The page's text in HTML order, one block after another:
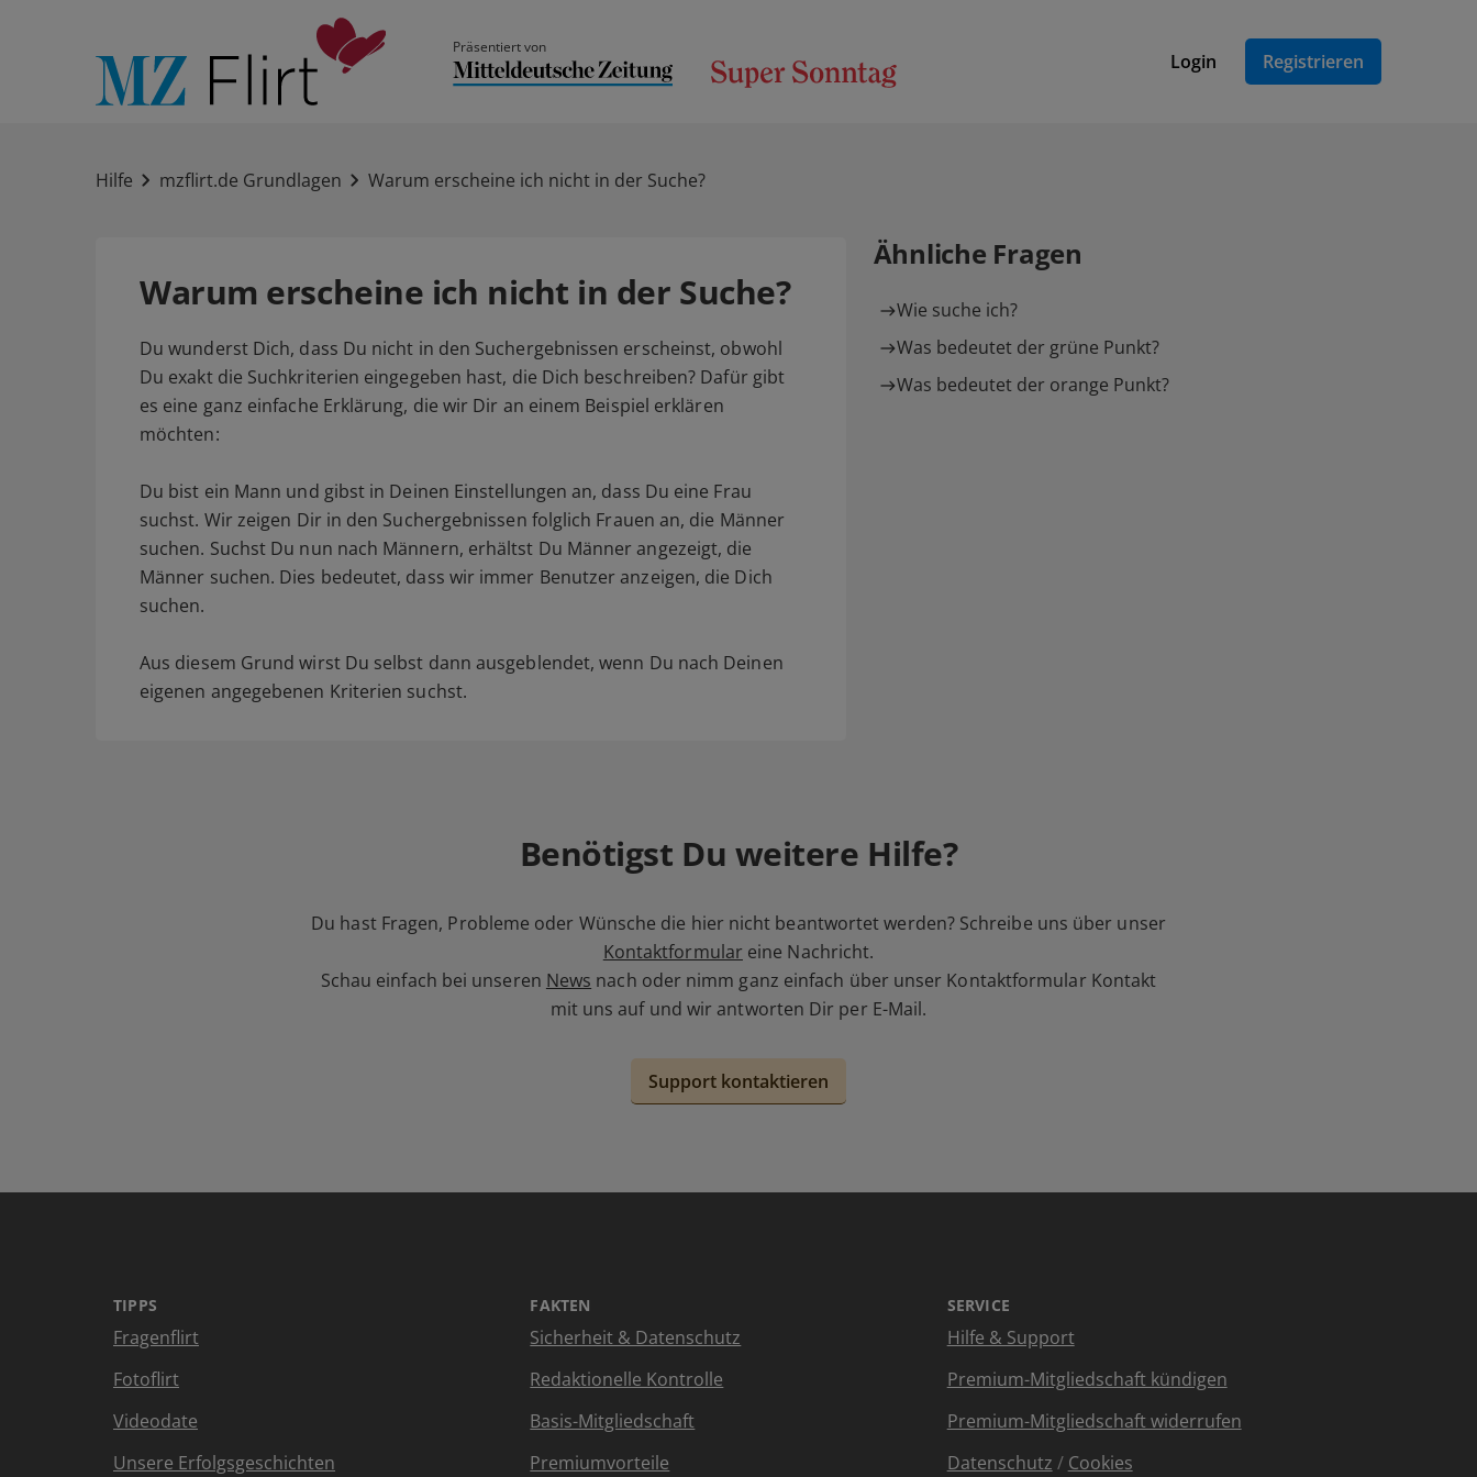
Präsentiert von
Login Registrieren
Hilfe mzflirt.de Grundlagen Warum erscheine ich nicht in der Suche?
Warum erscheine ich nicht in der Suche?
Du wunderst Dich, dass Du nicht in den Suchergebnissen erscheinst, obwohl
Du exakt die Suchkriterien eingegeben hast, die Dich beschreiben? Dafür gibt
es eine ganz einfache Erklärung, die wir Dir an einem Beispiel erklären
möchten:
Du bist ein Mann und gibst in Deinen Einstellungen an, dass Du eine Frau
suchst. Wir zeigen Dir in den Suchergebnissen folglich Frauen an, die Männer
suchen. Suchst Du nun nach Männern, erhältst Du Männer angezeigt, die
Männer suchen. Dies bedeutet, dass wir immer Benutzer anzeigen, die Dich
suchen.
Aus diesem Grund wirst Du selbst dann ausgeblendet, wenn Du nach Deinen
eigenen angegebenen Kriterien suchst.
Ähnliche Fragen
Wie suche ich?
Was bedeutet der grüne Punkt?
Was bedeutet der orange Punkt?
Benötigst Du weitere Hilfe?
Du hast Fragen, Probleme oder Wünsche die hier nicht beantwortet werden? Schreibe uns über unser
Kontaktformular eine Nachricht.
Schau einfach bei unseren News nach oder nimm ganz einfach über unser Kontaktformular Kontakt
mit uns auf und wir antworten Dir per E-Mail.
Support kontaktieren
TIPPS
Fragenflirt
Fotoflirt
Videodate
Unsere Erfolgsgeschichten
FAKTEN
Sicherheit & Datenschutz
Redaktionelle Kontrolle
Basis-Mitgliedschaft
Premiumvorteile
SERVICE
Hilfe & Support
Premium-Mitgliedschaft kündigen
Premium-Mitgliedschaft widerrufen
Datenschutz / Cookies